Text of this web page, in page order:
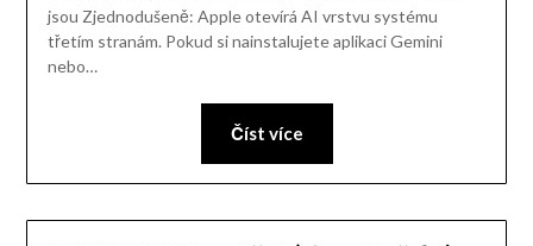
jsou Zjednodušeně: Apple otevírá AI vrstvu systému
třetím stranám. Pokud si nainstalujete aplikaci Gemini
nebo…
Číst více